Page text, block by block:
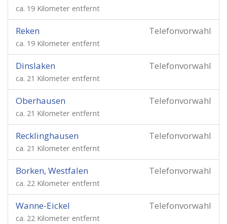
ca. 19 Kilometer entfernt
Telefonvorwahl
Reken
ca. 19 Kilometer entfernt
Telefonvorwahl
Dinslaken
ca. 21 Kilometer entfernt
Telefonvorwahl
Oberhausen
ca. 21 Kilometer entfernt
Telefonvorwahl
Recklinghausen
ca. 21 Kilometer entfernt
Telefonvorwahl
Borken, Westfalen
ca. 22 Kilometer entfernt
Telefonvorwahl
Wanne-Eickel
ca. 22 Kilometer entfernt